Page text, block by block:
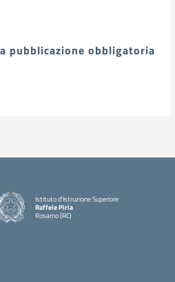
pubblicazione obbligatoria
Istituto d'Istruzione Superiore
Raffele Piria
Rosarno (RC)